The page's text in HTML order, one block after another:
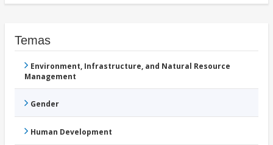
Temas
Environment, Infrastructure, and Natural Resource
Management
Gender
Human Development